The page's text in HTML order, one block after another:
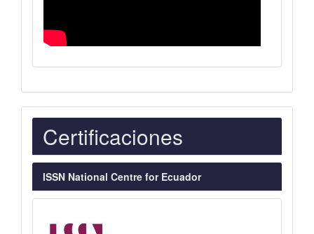
Indexaciones
Certificaciones
ISSN National Centre for Ecuador